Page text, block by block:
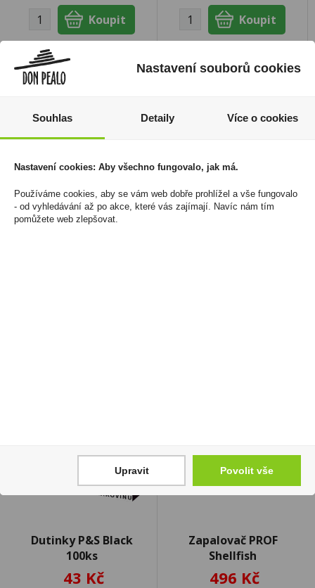
Haribo Troppi Frutti -
Dutinky P&S Black
100ks
43 Kč
Zapalovač PROF
Shellfish
496 Kč
Nastavení souborů cookies
Souhlas Detaily Více o cookies
Nastavení cookies: Aby všechno fungovalo, jak má.
Používáme cookies, aby se vám web dobře prohlížel a vše fungovalo
- od vyhledávání až po akce, které vás zajímají. Navíc nám tím
pomůžete web zlepšovat.
Upravit Povolit vše